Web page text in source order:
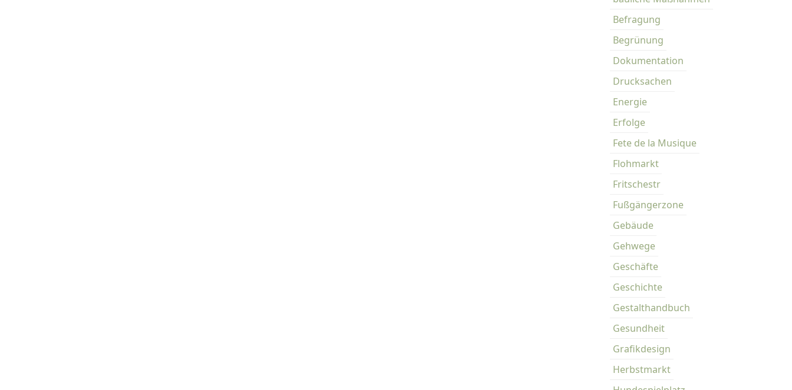
Befragung
Begrünung
Dokumentation
Drucksachen
Energie
Erfolge
Fete de la Musique
Flohmarkt
Fritschestr
Fußgängerzone
Gebäude
Gehwege
Geschäfte
Geschichte
Gestalthandbuch
Gesundheit
Grafikdesign
Herbstmarkt